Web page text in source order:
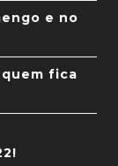
e no
quem fica